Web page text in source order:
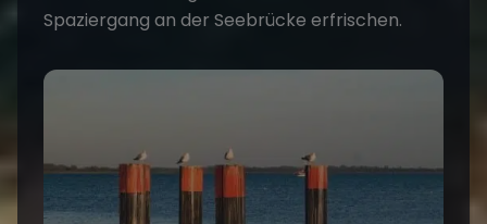
Spaziergang an der Seebrücke erfrischen.